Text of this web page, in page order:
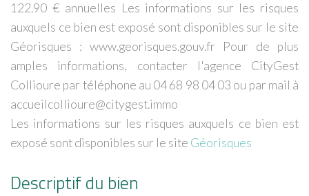
122.90 € annuelles Les informations sur les risques
auxquels ce bien est exposé sont disponibles sur le site
Géorisques : www.georisques.gouv.fr Pour de plus
amples informations, contacter l'agence CityGest
Collioure par téléphone au 04 68 98 04 03 ou par mail à
accueilcollioure@citygest.immo
Les informations sur les risques auxquels ce bien est
exposé sont disponibles sur le site Géorisques
Descriptif du bien